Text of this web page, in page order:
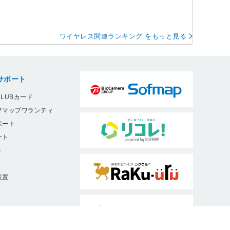
ワイヤレス関連ランキング をもっと見る
ポート
カード
ップワランティ
ト
置